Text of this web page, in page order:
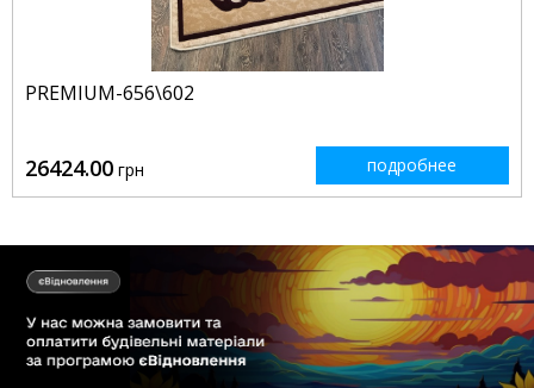
PREMIUM-656\602
26424.00 грн подробнее